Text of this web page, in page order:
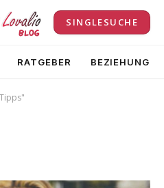
SINGLESUCHE
RATGEBER BEZIEHUNG